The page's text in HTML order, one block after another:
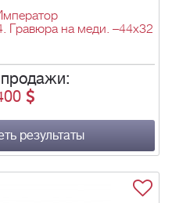
Гравюра на меди. –44x32
результаты